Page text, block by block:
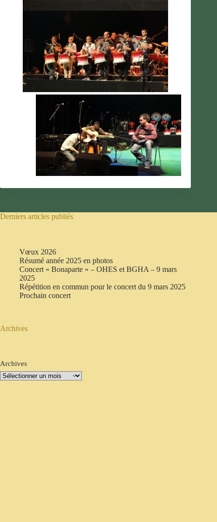
Derniers articles publiés
Vœux 2026
Résumé année 2025 en photos
Concert « Bonaparte » – OHES et BGHA – 9 mars
2025
Répétition en commun pour le concert du 9 mars 2025
Prochain concert
Archives
Archives